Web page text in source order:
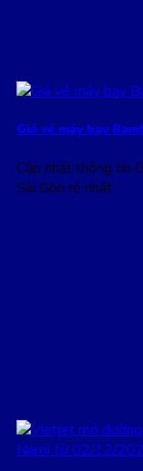
Giá vé máy bay
Cập nhật thông tin
Sài Gòn rẻ nhất